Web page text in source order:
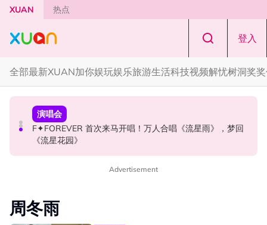
Skip to main content
XUAN 热点
登入
全部最新XUAN加你娱玩娱乐旅游生活科技视频解忧树洞奖
国际星闻
CORTIS MARTIN一开口就沦陷！深情演绎JANNABI歌曲
获网友狂赞！
国际星闻
张员瑛频陷耍大牌争议！首度吐心声：真相终究会浮出水
面！
演唱会
F✦FOREVER 首次来马开唱！万人合唱《流星雨》，梦回
《流星花园》
Advertisement
周冬雨